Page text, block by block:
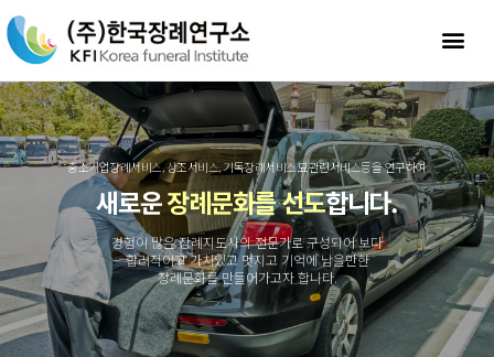
중소기업장례서비스, 상조서비스, 기독장례서비스,묘관련서비스등을 연구하여
새로운장례문화를 선도합니다.
경험이 많은 장례지도사의 전문가로 구성되어 보다
합리적이고 가치있고 멋지고 기억에 남을만한
장례문화를 만들어가고자 합니다.